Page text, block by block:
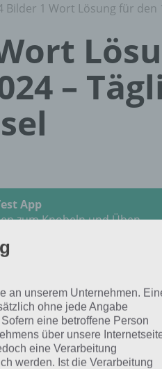
Bilder 1 Wort Lösung für den
–
App
zum Knobeln und Üben
Rätsel vom 15.8.2024
Wenn du dort aktuell
an unserem Unternehmen.
ohne jede Angabe
eine betroffene Person
über unsere
eine Verarbeitung
werden. Ist die Verarbeitung